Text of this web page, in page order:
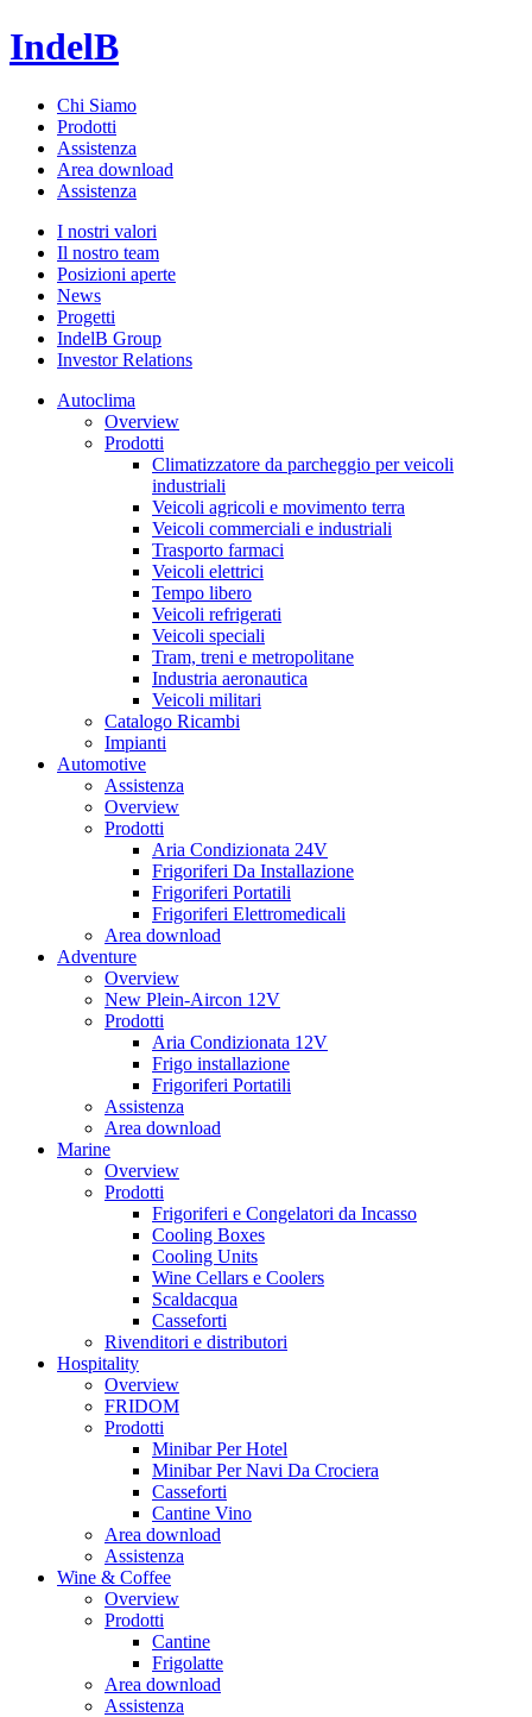
IndelB
Chi Siamo
Prodotti
Assistenza
Area download
Assistenza
I nostri valori
Il nostro team
Posizioni aperte
News
Progetti
IndelB Group
Investor Relations
Autoclima
Overview
Prodotti
Climatizzatore da parcheggio per veicoli
industriali
Veicoli agricoli e movimento terra
Veicoli commerciali e industriali
Trasporto farmaci
Veicoli elettrici
Tempo libero
Veicoli refrigerati
Veicoli speciali
Tram, treni e metropolitane
Industria aeronautica
Veicoli militari
Catalogo Ricambi
Impianti
Automotive
Assistenza
Overview
Prodotti
Aria Condizionata 24V
Frigoriferi Da Installazione
Frigoriferi Portatili
Frigoriferi Elettromedicali
Area download
Adventure
Overview
New Plein-Aircon 12V
Prodotti
Aria Condizionata 12V
Frigo installazione
Frigoriferi Portatili
Assistenza
Area download
Marine
Overview
Prodotti
Frigoriferi e Congelatori da Incasso
Cooling Boxes
Cooling Units
Wine Cellars e Coolers
Scaldacqua
Casseforti
Rivenditori e distributori
Hospitality
Overview
FRIDOM
Prodotti
Minibar Per Hotel
Minibar Per Navi Da Crociera
Casseforti
Cantine Vino
Area download
Assistenza
Wine & Coffee
Overview
Prodotti
Cantine
Frigolatte
Area download
Assistenza